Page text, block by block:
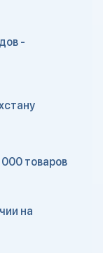
-
товаров
на